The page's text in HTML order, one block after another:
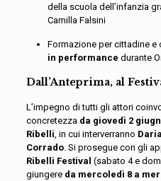
della scuola dell’infanzia
Camilla Falsini
Formazione per cittadine e
in performance durante
Dall’Anteprima, al
L’impegno di tutti gli attori
concretezza da giovedì 2
Ribelli, in cui interverranno
Corrado. Si prosegue con gli
Ribelli Festival (sabato 4 e
giungere da mercoledì 8 a